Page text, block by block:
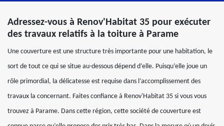
Adressez-vous à Renov'Habitat 35 pour exécuter
des travaux relatifs à la toiture à Parame
Une couverture est une structure très importante pour une habitation, le
sort de tout ce qui se situe au-dessous dépend d’elle. Puisqu’elle joue un
rôle primordial, la délicatesse est requise dans l’accomplissement des
travaux la concernant. Faites confiance à Renov'Habitat 35 si vous vous
trouvez à Parame. Dans cette région, cette société de couverture est